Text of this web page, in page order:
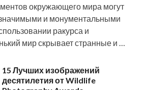
окружающего мира могут
и монументальными
ракурса и
мир скрывает странные и …
15 Лучших изображений
десятилетия от Wildlife